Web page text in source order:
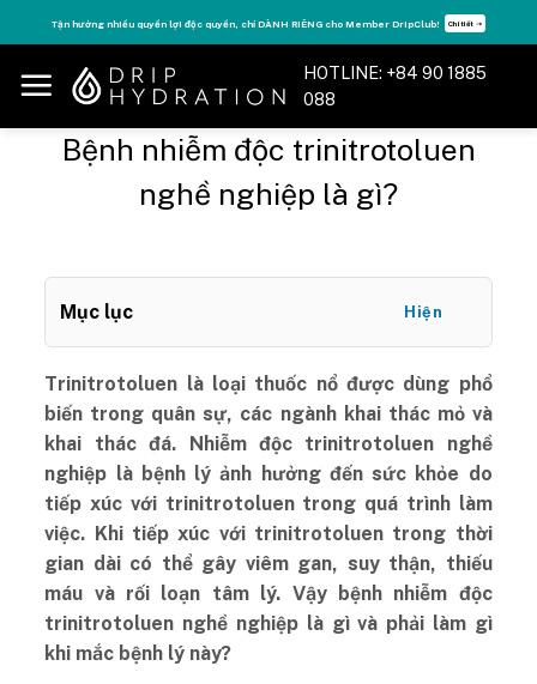
to
content
Tận hưởng nhiều quyền lợi độc quyền, chỉ DÀNH RIÊNG cho Member DripClub! Chi tiết ➝
HOTLINE: +84 90 1885
088
Bệnh nhiễm độc trinitrotoluen
nghề nghiệp là gì?
Mục lục Hiện
Trinitrotoluen là loại thuốc nổ được dùng phổ
biến trong quân sự, các ngành khai thác mỏ và
khai thác đá. Nhiễm độc trinitrotoluen nghề
nghiệp là bệnh lý ảnh hưởng đến sức khỏe do
tiếp xúc với trinitrotoluen trong quá trình làm
việc. Khi tiếp xúc với trinitrotoluen trong thời
gian dài có thể gây viêm gan, suy thận, thiếu
máu và rối loạn tâm lý. Vậy bệnh nhiễm độc
trinitrotoluen nghề nghiệp là gì và phải làm gì
khi mắc bệnh lý này?